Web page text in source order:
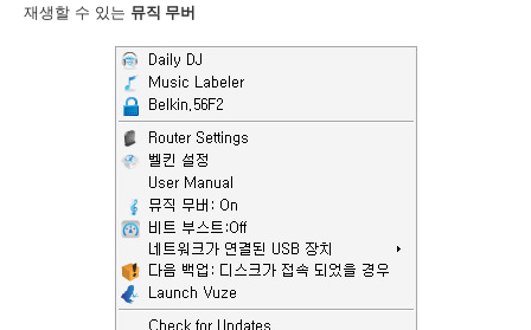
재생할 수 있는 뮤직 무버